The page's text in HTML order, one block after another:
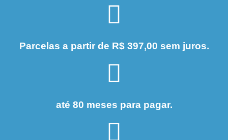
Parcelas a partir de R$ 397,00 sem juros.
até 80 meses para pagar.